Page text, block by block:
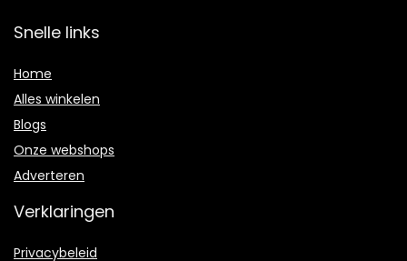
Snelle links
Home
Alles winkelen
Blogs
Onze webshops
Adverteren
Verklaringen
Privacybeleid